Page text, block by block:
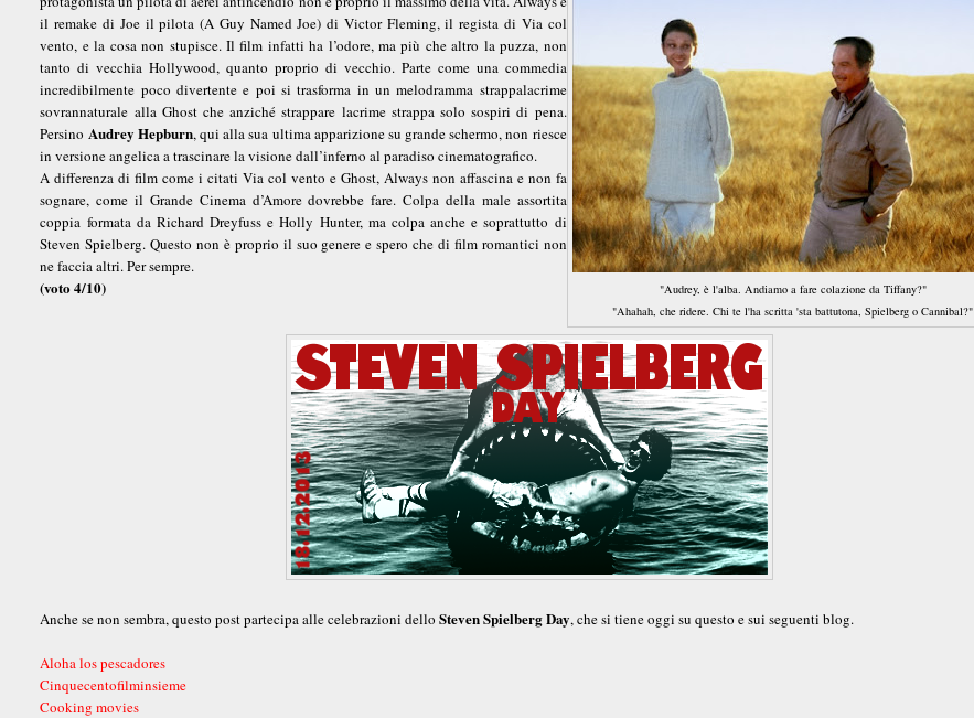
"Audrey, è l'alba. Andiamo a fare colazione da Tiffany?"
"Ahahah, che ridere. Chi te l'ha scritta 'sta battutona, Spielberg o Cannibal?"
il remake di Joe il pilota (A Guy Named Joe) di Victor Fleming, il regista di Via col
vento, e la cosa non stupisce. Il film infatti ha l’odore, ma più che altro la puzza, non
tanto di vecchia Hollywood, quanto proprio di vecchio. Parte come una commedia
incredibilmente poco divertente e poi si trasforma in un melodramma strappalacrime
sovrannaturale alla Ghost che anziché strappare lacrime strappa solo sospiri di pena.
Persino Audrey Hepburn, qui alla sua ultima apparizione su grande schermo, non riesce
in versione angelica a trascinare la visione dall’inferno al paradiso cinematografico.
A differenza di film come i citati Via col vento e Ghost, Always non affascina e non fa
sognare, come il Grande Cinema d’Amore dovrebbe fare. Colpa della male assortita
coppia formata da Richard Dreyfuss e Holly Hunter, ma colpa anche e soprattutto di
Steven Spielberg. Questo non è proprio il suo genere e spero che di film romantici non
ne faccia altri. Per sempre.
(voto 4/10)
Anche se non sembra, questo post partecipa alle celebrazioni delloSteven Spielberg Day, che si tiene oggi su questo e sui seguenti blog.
Aloha los pescadores
Cinquecentofilminsieme
Cooking movies